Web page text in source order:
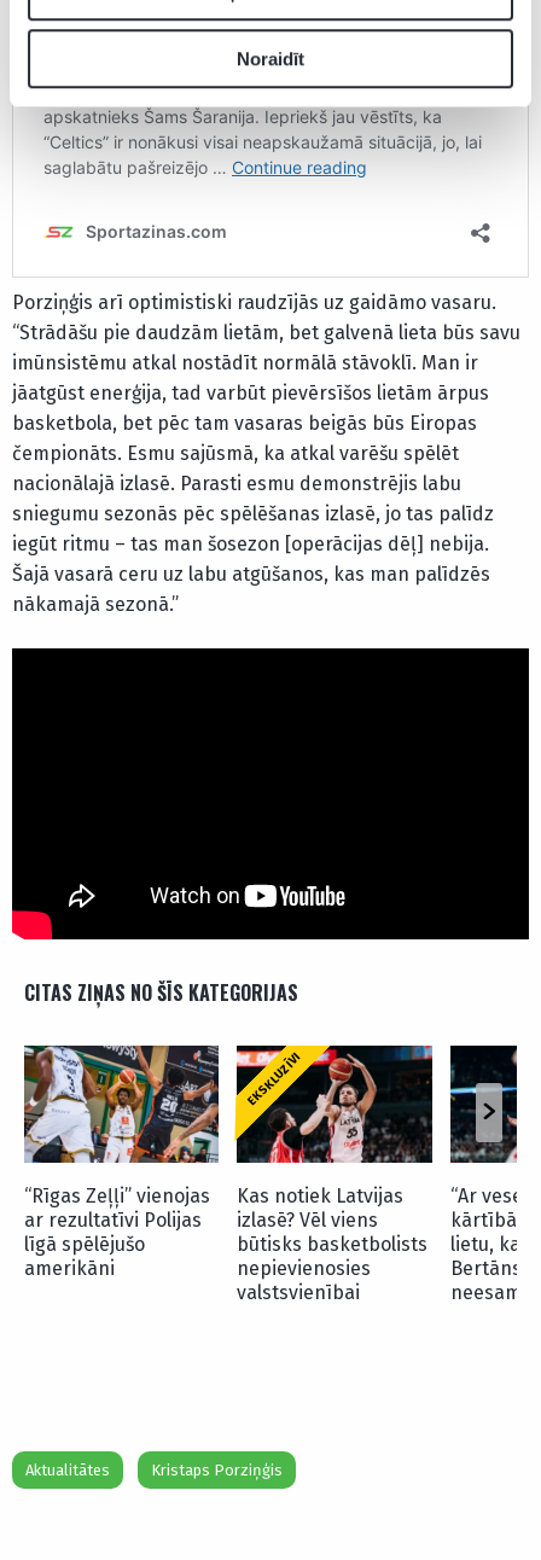
Noraidīt
Porziņģis arī optimistiski raudzījās uz gaidāmo vasaru.
“Strādāšu pie daudzām lietām, bet galvenā lieta būs savu
imūnsistēmu atkal nostādīt normālā stāvoklī. Man ir
jāatgūst enerģija, tad varbūt pievērsīšos lietām ārpus
basketbola, bet pēc tam vasaras beigās būs Eiropas
čempionāts. Esmu sajūsmā, ka atkal varēšu spēlēt
nacionālajā izlasē. Parasti esmu demonstrējis labu
sniegumu sezonās pēc spēlēšanas izlasē, jo tas palīdz
iegūt ritmu – tas man šosezon [operācijas dēļ] nebija.
Šajā vasarā ceru uz labu atgūšanos, kas man palīdzēs
nākamajā sezonā.”
CITAS ZIŅAS NO ŠĪS KATEGORIJAS
“Rīgas Zeļļi” vienojas
ar rezultatīvi Polijas
līgā spēlējušo
amerikāni
EKSKLUZĪVI
Kas notiek Latvijas
izlasē? Vēl viens
būtisks basketbolists
nepievienosies
valstsvienībai
“Ar
kārtībā.
lietu, kas
Bertāns
Aktualitātes Kristaps Porziņģis